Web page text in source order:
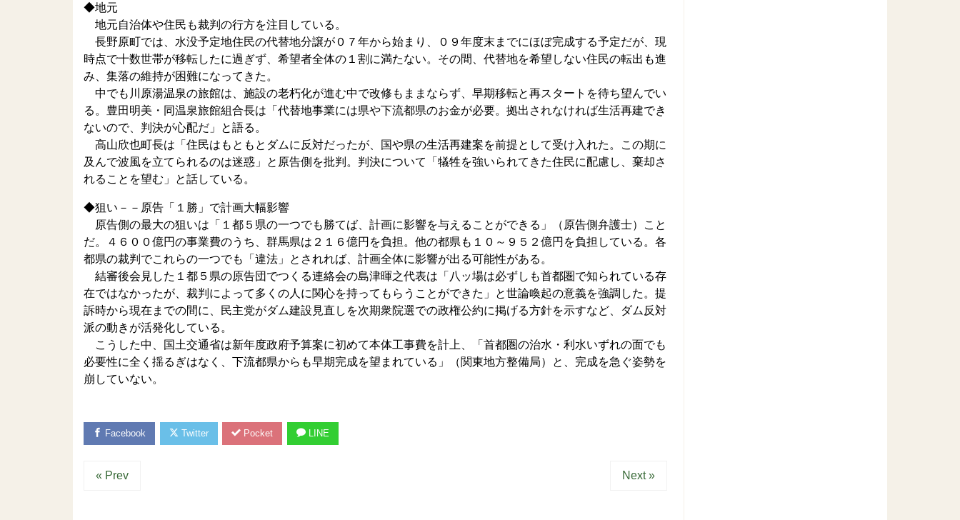
◆地元
地元自治体や住民も裁判の行方を注目している。
長野原町では、水没予定地住民の代替地分譲が０７年から始まり、０９年度末までにほぼ完成する予定だが、現
時点で十数世帯が移転したに過ぎず、希望者全体の１割に満たない。その間、代替地を希望しない住民の転出も進
み、集落の維持が困難になってきた。
中でも川原湯温泉の旅館は、施設の老朽化が進む中で改修もままならず、早期移転と再スタートを待ち望んでい
る。豊田明美・同温泉旅館組合長は「代替地事業には県や下流都県のお金が必要。拠出されなければ生活再建でき
ないので、判決が心配だ」と語る。
高山欣也町長は「住民はもともとダムに反対だったが、国や県の生活再建案を前提として受け入れた。この期に
及んで波風を立てられるのは迷惑」と原告側を批判。判決について「犠牲を強いられてきた住民に配慮し、棄却さ
れることを望む」と話している。
◆狙い－－原告「１勝」で計画大幅影響
原告側の最大の狙いは「１都５県の一つでも勝てば、計画に影響を与えることができる」（原告側弁護士）こと
だ。４６００億円の事業費のうち、群馬県は２１６億円を負担。他の都県も１０～９５２億円を負担している。各
都県の裁判でこれらの一つでも「違法」とされれば、計画全体に影響が出る可能性がある。
結審後会見した１都５県の原告団でつくる連絡会の島津暉之代表は「八ッ場は必ずしも首都圏で知られている存
在ではなかったが、裁判によって多くの人に関心を持ってもらうことができた」と世論喚起の意義を強調した。提
訴時から現在までの間に、民主党がダム建設見直しを次期衆院選での政権公約に掲げる方針を示すなど、ダム反対
派の動きが活発化している。
こうした中、国土交通省は新年度政府予算案に初めて本体工事費を計上、「首都圏の治水・利水いずれの面でも
必要性に全く揺るぎはなく、下流都県からも早期完成を望まれている」（関東地方整備局）と、完成を急ぐ姿勢を
崩していない。
Facebook Twitter Pocket LINE
« Prev Next »